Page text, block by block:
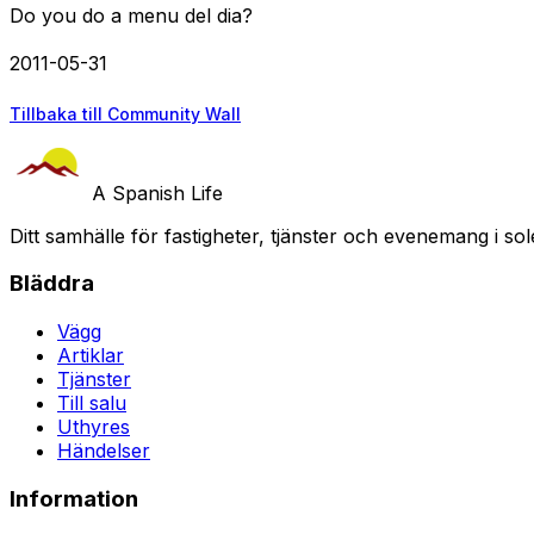
Do you do a menu del dia?
2011-05-31
Tillbaka till Community Wall
A Spanish Life
Ditt samhälle för fastigheter, tjänster och evenemang i
Bläddra
Vägg
Artiklar
Tjänster
Till salu
Uthyres
Händelser
Information